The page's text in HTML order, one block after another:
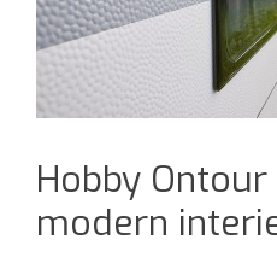
Hobby
modern